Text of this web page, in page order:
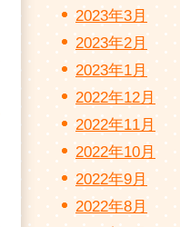
2023年3月
2023年2月
2023年1月
2022年12月
2022年11月
2022年10月
2022年9月
2022年8月